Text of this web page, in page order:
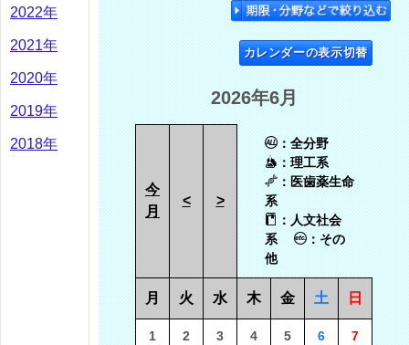
2022年
2021年
2020年
2019年
2018年
カレンダーの表示切替
2026年6月
今
月
< >
：全分野
：理工系
：医歯薬生命
系
：人文社会
系
：その
他
月 火 水 木 金 土 日
1 2 3 4 5 6 7